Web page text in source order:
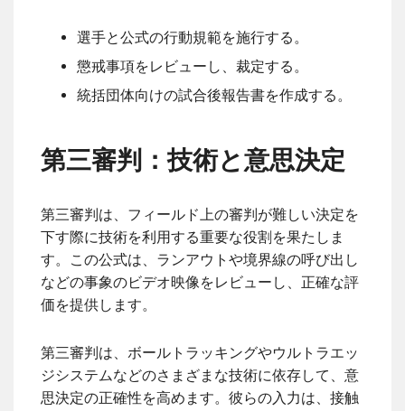
選手と公式の行動規範を施行する。
懲戒事項をレビューし、裁定する。
統括団体向けの試合後報告書を作成する。
第三審判：技術と意思決定
第三審判は、フィールド上の審判が難しい決定を
下す際に技術を利用する重要な役割を果たしま
す。この公式は、ランアウトや境界線の呼び出し
などの事象のビデオ映像をレビューし、正確な評
価を提供します。
第三審判は、ボールトラッキングやウルトラエッ
ジシステムなどのさまざまな技術に依存して、意
思決定の正確性を高めます。彼らの入力は、接触